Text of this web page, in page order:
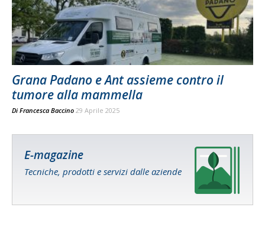
Grana Padano e Ant assieme contro il
tumore alla mammella
Di Francesca Baccino 29 Aprile 2025
E-magazine
Tecniche, prodotti e servizi dalle aziende